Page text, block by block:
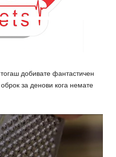
добивате фантастичен
за денови кога немате